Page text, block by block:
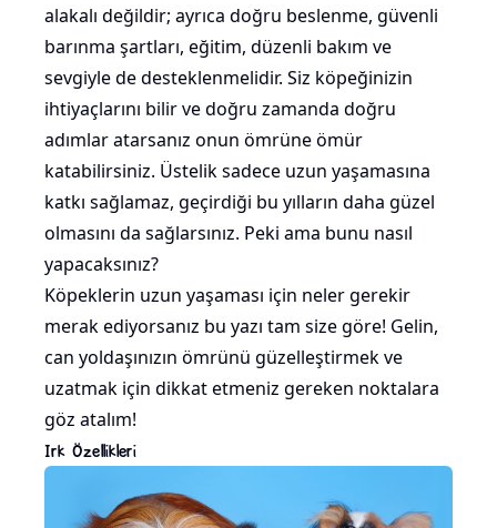
alakalı değildir; ayrıca doğru beslenme, güvenli
barınma şartları, eğitim, düzenli bakım ve
sevgiyle de desteklenmelidir. Siz köpeğinizin
ihtiyaçlarını bilir ve doğru zamanda doğru
adımlar atarsanız onun ömrüne ömür
katabilirsiniz. Üstelik sadece uzun yaşamasına
katkı sağlamaz, geçirdiği bu yılların daha güzel
olmasını da sağlarsınız. Peki ama bunu nasıl
yapacaksınız?
Köpeklerin uzun yaşaması için neler gerekir
merak ediyorsanız bu yazı tam size göre! Gelin,
can yoldaşınızın ömrünü güzelleştirmek ve
uzatmak için dikkat etmeniz gereken noktalara
göz atalım!
Irk Özellikleri